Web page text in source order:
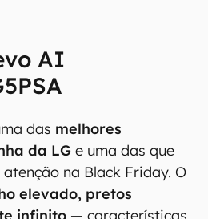
AI
das melhores
da LG e uma das que
na Black Friday. O
elevado, pretos